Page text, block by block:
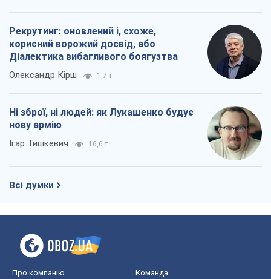
Рекрутинг: оновлений і, схоже,
корисний ворожий досвід, або
Діалектика вибагливого боягузтва
Олександр Кірш 1,7 т.
Ні зброї, ні людей: як Лукашенко будує
нову армію
Ігар Тишкевич 16,6 т.
Всі думки
Про компанію Команда